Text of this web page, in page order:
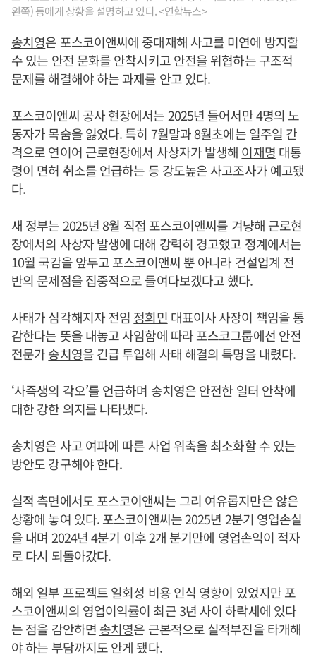
왼쪽) 등에게 상황을 설명하고 있다. <연합뉴스>
송치영은 포스코이앤씨에 중대재해 사고를 미연에 방지할
수 있는 안전 문화를 안착시키고 안전을 위협하는 구조적
문제를 해결해야 하는 과제를 안고 있다.
포스코이앤씨 공사 현장에서는 2025년 들어서만 4명의 노
동자가 목숨을 잃었다. 특히 7월말과 8월초에는 일주일 간
격으로 연이어 근로현장에서 사상자가 발생해 이재명 대통
령이 면허 취소를 언급하는 등 강도높은 사고조사가 예고됐
다.
새 정부는 2025년 8월 직접 포스코이앤씨를 겨냥해 근로현
장에서의 사상자 발생에 대해 강력히 경고했고 정계에서는
10월 국감을 앞두고 포스코이앤씨 뿐 아니라 건설업계 전
반의 문제점을 집중적으로 들여다보겠다고 했다.
사태가 심각해지자 전임 정희민 대표이사 사장이 책임을 통
감한다는 뜻을 내놓고 사임함에 따라 포스코그룹에선 안전
전문가송치영을 긴급 투입해 사태 해결의 특명을 내렸다.
‘사즉생의 각오’를 언급하며 송치영은 안전한 일터 안착에
대한 강한 의지를 나타냈다.
송치영은 사고 여파에 따른 사업 위축을 최소화할 수 있는
방안도 강구해야 한다.
실적 측면에서도 포스코이앤씨는 그리 여유롭지만은 않은
상황에 놓여 있다. 포스코이앤씨는 2025년 2분기 영업손실
을 내며 2024년 4분기 이후 2개 분기만에 영업손익이 적자
로 다시 되돌아갔다.
해외 일부 프로젝트 일회성 비용 인식 영향이 있었지만 포
스코이앤씨의 영업이익률이 최근 3년 사이 하락세에 있다
는 점을 감안하면 송치영은 근본적으로 실적부진을 타개해
야 하는 부담까지도 안게 됐다.